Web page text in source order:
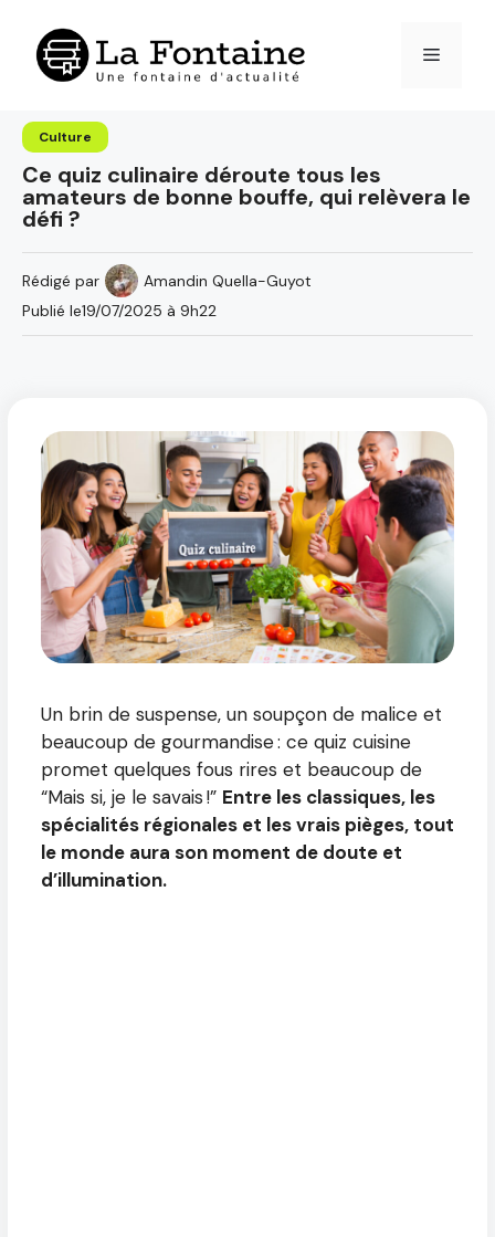
contenu
Menu
Culture
Ce quiz culinaire déroute tous les
amateurs de bonne bouffe, qui relèvera le
défi ?
Rédigé par
Amandin Quella-Guyot
Publié le19/07/2025 à 9h22
Un brin de suspense, un soupçon de malice et
beaucoup de gourmandise : ce quiz cuisine
promet quelques fous rires et beaucoup de
“Mais si, je le savais !” Entre les classiques, les
spécialités régionales et les vrais pièges, tout
le monde aura son moment de doute et
d’illumination.